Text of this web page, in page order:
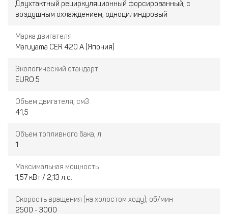
Двухтактный рециркуляционный форсированный, с
воздушным охлаждением, одноцилиндровый
Марка двигателя
Maruyama CER 420 A (Япония)
Экологический стандарт
EURO 5
Объем двигателя, см3
41,5
Объем топливного бака, л
1
Максимальная мощность
1,57 кВт / 2,13 л.с.
Скорость вращения (на холостом ходу), об/мин
2500 - 3000